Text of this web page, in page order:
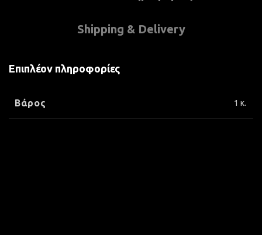
Shipping & Delivery
Επιπλέον πληροφορίες
Βάρος 1 κ.